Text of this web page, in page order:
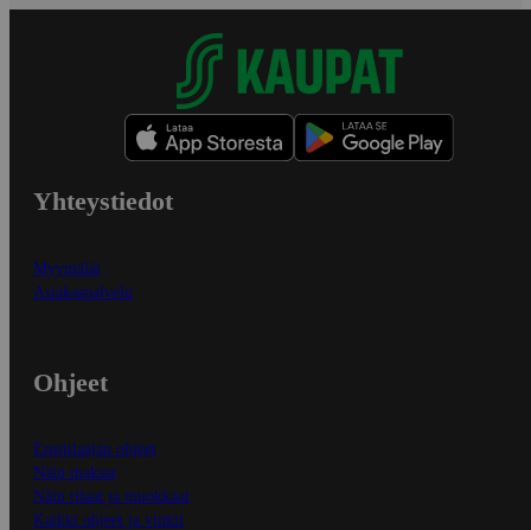
Yhteystiedot
Myymälät
Asiakaspalvelu
Ohjeet
Ensitilaajan ohjeet
Näin maksat
Näin tilaat ja muokkaat
Kaikki ohjeet ja vinkit